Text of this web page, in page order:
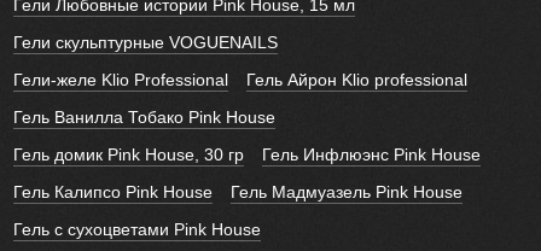
Гели Любовные истории Pink House, 15 мл
Гели скульптурные VOGUENAILS
Гели-желе Klio Professional
Гель Айрон Klio professional
Гель Ванилла Тобако Pink House
Гель домик Pink House, 30 гр
Гель Инфлюэнс Pink House
Гель Калипсо Pink House
Гель Мадмуазель Pink House
Гель с сухоцветами Pink House